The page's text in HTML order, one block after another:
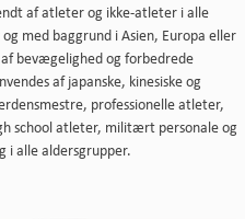
af atleter og ikke-atleter i alle
med baggrund i Asien, Europa eller
bevægelighed og forbedrede
af japanske, kinesiske og
professionelle atleter,
school atleter, militært personale og
i alle aldersgrupper.